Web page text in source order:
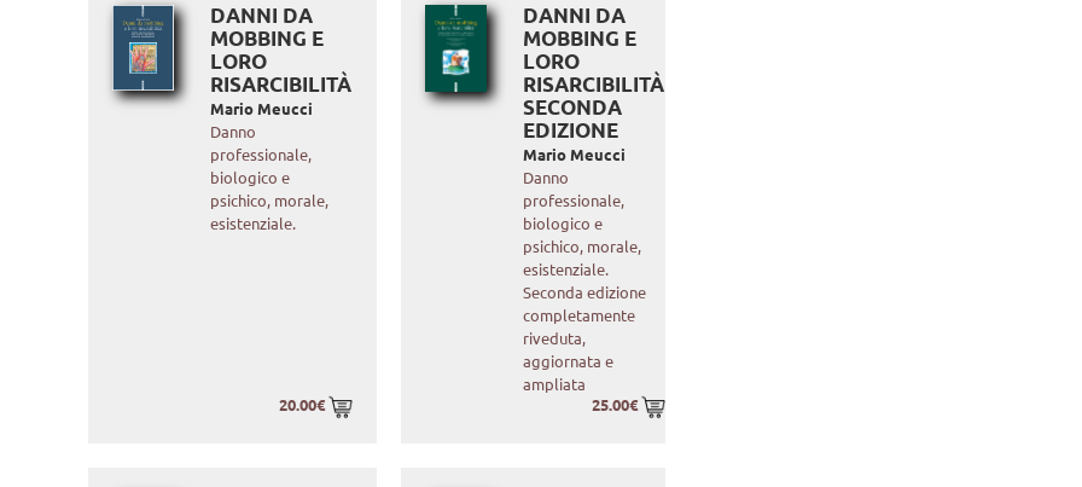
DANNI DA
MOBBING E
LORO
RISARCIBILITÀ
Mario Meucci
Danno
professionale,
biologico e
psichico, morale,
esistenziale.
20.00€
DANNI DA
MOBBING E
LORO
RISARCIBILITÀ.
SECONDA
EDIZIONE
Mario Meucci
Danno
professionale,
biologico e
psichico, morale,
esistenziale.
Seconda edizione
completamente
riveduta,
aggiornata e
ampliata
25.00€